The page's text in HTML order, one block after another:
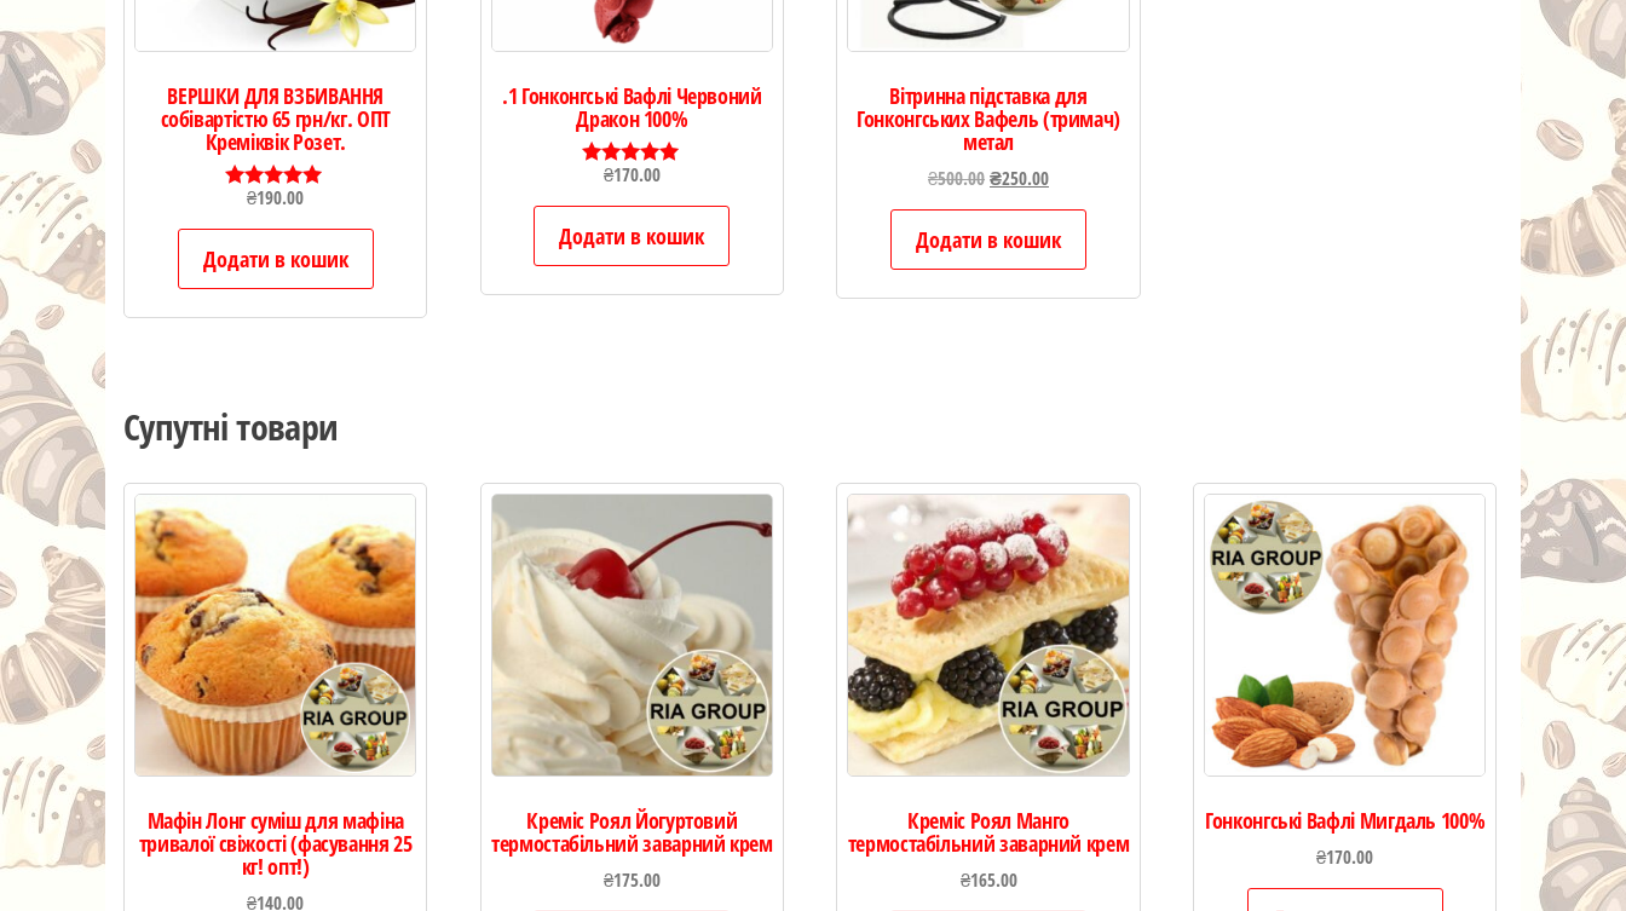
ВЕРШКИ ДЛЯ ВЗБИВАННЯ
собівартістю 65 грн/кг. ОПТ
Креміквік Розет.
Оцінено в
₴190.00
Додати в кошик
.1 Гонконгські Вафлі Червоний
Дракон 100%
Оцінено в
₴170.00
Додати в кошик
Вітринна підставка для
Гонконгських Вафель (тримач)
метал
₴500.00Оригінальна
ціна:
₴500.00.
₴250.00Поточна
ціна:
₴250.00.
Додати в кошик
Супутні товари
Мафін Лонг суміш для мафіна
тривалої свіжості (фасування 25
кг! опт!)
₴140.00
Креміс Роял Йогуртовий
термостабільний заварний крем
₴175.00
Креміс Роял Манго
термостабільний заварний крем
₴165.00
Гонконгські Вафлі Мигдаль 100%
₴170.00